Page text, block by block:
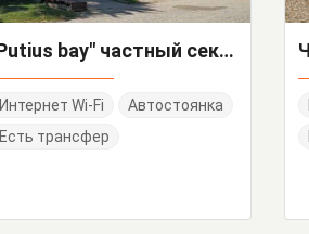
"Putius bay" частный сектор
Интернет Wi-Fi
Автостоянка
Есть трансфер